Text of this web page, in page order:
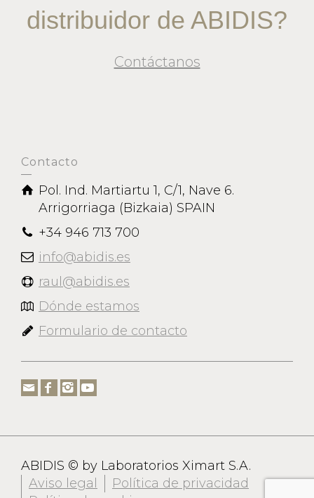
distribuidor de ABIDIS?
Contáctanos
Contacto
Pol. Ind. Martiartu 1, C/1, Nave 6.
Arrigorriaga (Bizkaia) SPAIN
+34 946 713 700
info@abidis.es
raul@abidis.es
Dónde estamos
Formulario de contacto
ABIDIS © by Laboratorios Ximart S.A.
Aviso legal
Política de privacidad